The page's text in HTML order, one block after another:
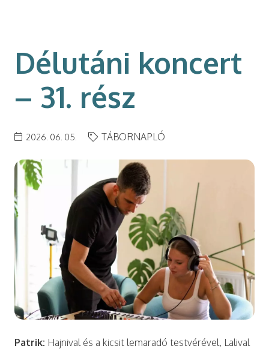
Délutáni koncert
– 31. rész
2026. 06. 05. TÁBORNAPLÓ
Patrik: Hajnival és a kicsit lemaradó testvérével, Lalival